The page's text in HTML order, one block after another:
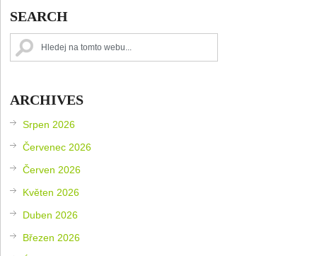
SEARCH
ARCHIVES
Srpen 2026
Červenec 2026
Červen 2026
Květen 2026
Duben 2026
Březen 2026